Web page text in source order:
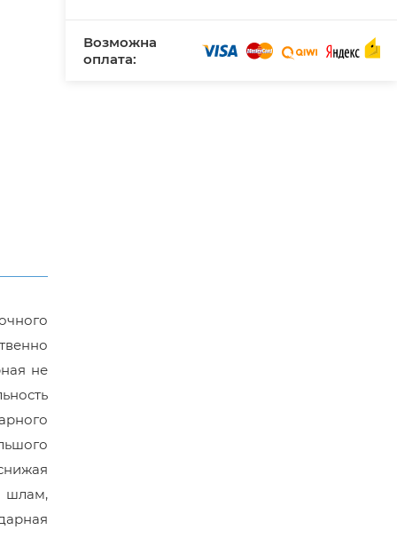
не
шлам,
Возможна
оплата: